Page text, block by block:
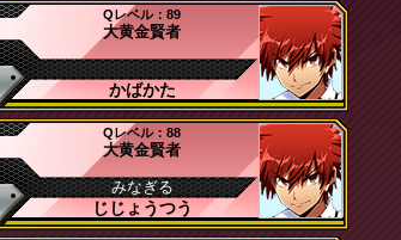
Qレベル：89
大黄金賢者
かばかた
Qレベル：88
大黄金賢者
みなぎる
じじょうつう